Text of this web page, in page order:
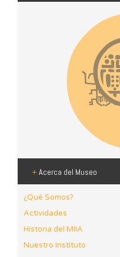
+ Acerca del Museo
¿Qué Somos?
Actividades
Historia del MIIA
Nuestro Instituto